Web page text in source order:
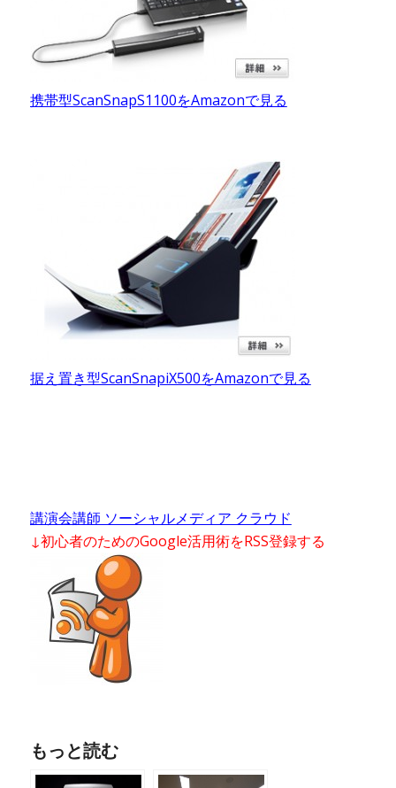
携帯型ScanSnapS1100をAmazonで見る
据え置き型ScanSnapiX500をAmazonで見る
講演会講師 ソーシャルメディア クラウド
↓初心者のためのGoogle活用術をRSS登録する
もっと読む